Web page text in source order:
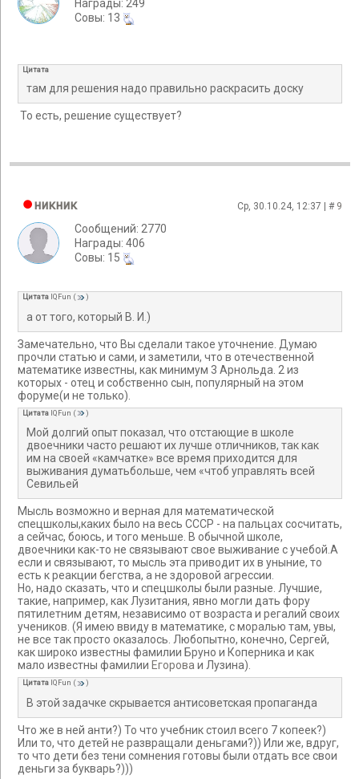
Награды: 249
Cовы: 13
Цитата
там для решения надо правильно раскрасить доску
То есть, решение существует?
никник Ср, 30.10.24, 12:37 | # 9
Сообщений: 2770
Награды: 406
Cовы: 15
Цитата IQFun ( )
а от того, который В. И.)
Замечательно, что Вы сделали такое уточнение. Думаю
прочли статью и сами, и заметили, что в отечественной
математике известны, как минимум 3 Арнольда. 2 из
которых - отец и собственно сын, популярный на этом
форуме(и не только).
Цитата IQFun ( )
Мой долгий опыт показал, что отстающие в школе
двоечники часто решают их лучше отличников, так как
им на своей «камчатке» все время приходится для
выживания думатьбольше, чем «чтоб управлять всей
Севильей
Мысль возможно и верная для математической
спецшколы,каких было на весь СССР - на пальцах сосчитать,
а сейчас, боюсь, и того меньше. В обычной школе,
двоечники как-то не связывают свое выживание с учебой.А
если и связывают, то мысль эта приводит их в уныние, то
есть к реакции бегства, а не здоровой агрессии.
Но, надо сказать, что и спецшколы были разные. Лучшие,
такие, например, как Лузитания, явно могли дать фору
пятилетним детям, независимо от возраста и регалий своих
учеников. (Я имею ввиду в математике, с моралью там, увы,
не все так просто оказалось. Любопытно, конечно, Сергей,
как широко известны фамилии Бруно и Коперника и как
мало известны фамилии Егороваи Лузина).
Цитата IQFun ( )
В этой задачке скрывается антисоветская пропаганда
Что же в ней анти?) То что учебник стоил всего 7 копеек?)
Или то, что детей не развращали деньгами?)) Или же, вдруг,
то что дети без тени сомнения готовы были отдать все свои
деньги за букварь?)))